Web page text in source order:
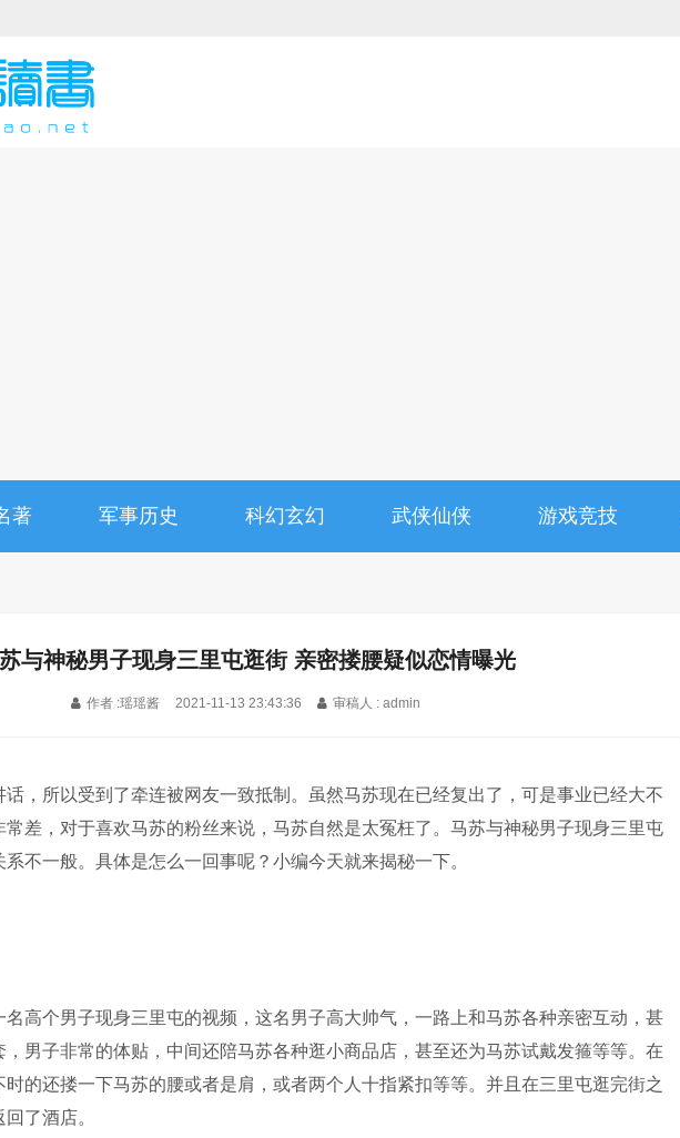
著 军事历史 科幻玄幻 武侠仙侠 游戏竞技
与神秘男子现身三里屯逛街 亲密搂腰疑似恋情曝光
作者 :瑶瑶酱 2021-11-13 23:43:36 审稿人 : admin
，所以受到了牵连被网友一致抵制。虽然马苏现在已经复出了，可是事业已经大不
差，对于喜欢马苏的粉丝来说，马苏自然是太冤枉了。马苏与神秘男子现身三里屯
不一般。具体是怎么一回事呢？小编今天就来揭秘一下。
高个男子现身三里屯的视频，这名男子高大帅气，一路上和马苏各种亲密互动，甚
男子非常的体贴，中间还陪马苏各种逛小商品店，甚至还为马苏试戴发箍等等。在
的还搂一下马苏的腰或者是肩，或者两个人十指紧扣等等。并且在三里屯逛完街之
了酒店。